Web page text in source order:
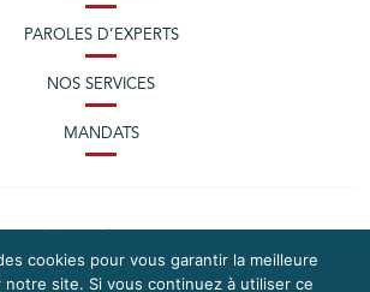
PAROLES D’EXPERTS
NOS SERVICES
MANDATS
cookies pour vous garantir la meilleure
notre site. Si vous continuez à utiliser ce